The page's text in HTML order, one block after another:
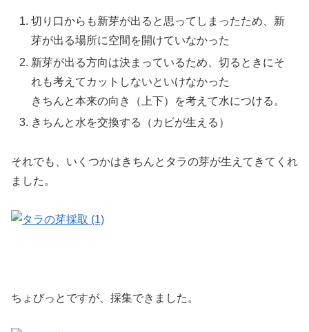
切り口からも新芽が出ると思ってしまったため、新
芽が出る場所に空間を開けていなかった
新芽が出る方向は決まっているため、切るときにそ
れも考えてカットしないといけなかった
きちんと本来の向き（上下）を考えて水につける。
きちんと水を交換する（カビが生える）
それでも、いくつかはきちんとタラの芽が生えてきてくれ
ました。
ちょびっとですが、採集できました。